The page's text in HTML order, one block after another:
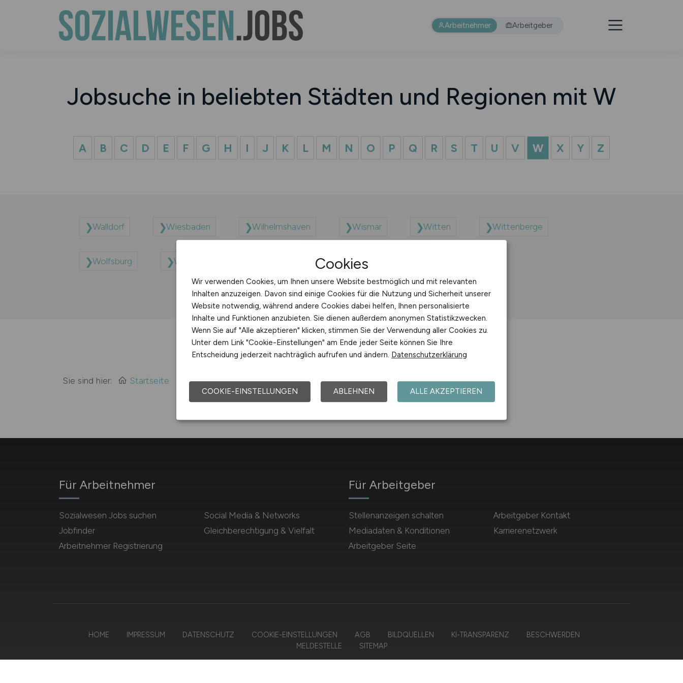
Arbeitnehmer Arbeitgeber
Jobsuche in beliebten Städten und Regionen mit W
A B C D E F G H I J K L M N O P Q R S T U V W X Y Z
Walldorf Wiesbaden Wilhelmshaven Wismar Witten Wittenberge
Wolfsburg Wuppertal
Sie sind hier: Startseite Sitemap Arbeitsorte mit W
Für Arbeitnehmer
Sozialwesen Jobs suchen
Jobfinder
Arbeitnehmer Registrierung
Social Media & Networks
Gleichberechtigung & Vielfalt
Für Arbeitgeber
Stellenanzeigen schalten
Mediadaten & Konditionen
Arbeitgeber Seite
Arbeitgeber Kontakt
Karrierenetzwerk
HOME IMPRESSUM DATENSCHUTZ COOKIE-EINSTELLUNGEN AGB BILDQUELLEN KI-TRANSPARENZ
BESCHWERDEN
MELDESTELLE
SITEMAP
Cookies
Wir verwenden Cookies, um Ihnen unsere Website bestmöglich und mit relevanten
Inhalten anzuzeigen. Davon sind einige Cookies für die Nutzung und Sicherheit unserer
Website notwendig, während andere Cookies dabei helfen, Ihnen personalisierte
Inhalte und Funktionen anzubieten. Sie dienen außerdem anonymen Statistikzwecken.
Wenn Sie auf "Alle akzeptieren" klicken, stimmen Sie der Verwendung aller Cookies zu.
Unter dem Link "Cookie-Einstellungen" am Ende jeder Seite können Sie Ihre
Entscheidung jederzeit nachträglich aufrufen und ändern. Datenschutzerklärung
COOKIE-EINSTELLUNGEN ABLEHNEN ALLE AKZEPTIEREN